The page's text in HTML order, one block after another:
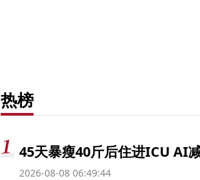
热榜
45天暴瘦40斤后住进ICU AI
2026-08-08 06:49:44